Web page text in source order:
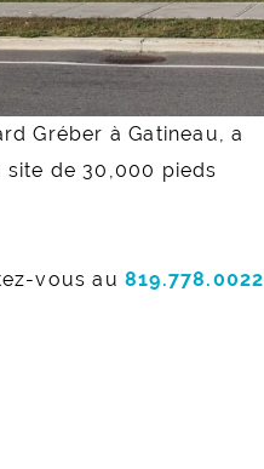
Gréber à Gatineau, a
site de 30,000 pieds
vous au 819.778.0022